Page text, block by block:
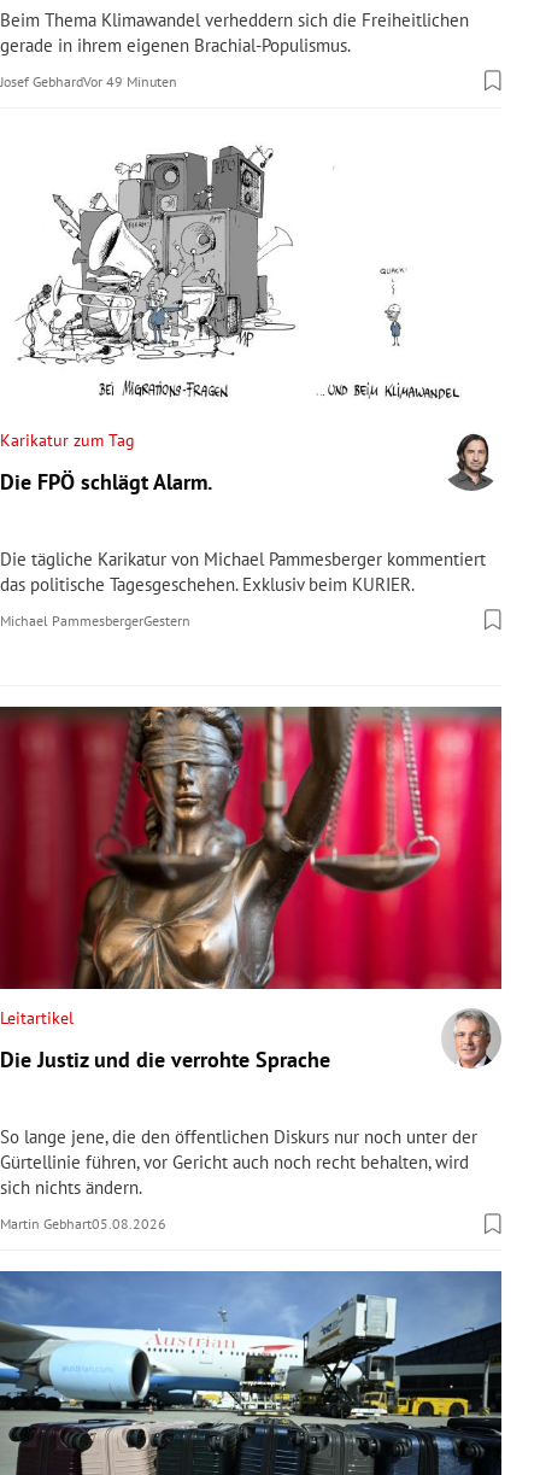
Untermenü
Untermenü
Untermenü
Untermenü
Beim Thema Klimawandel verheddern sich die Freiheitlichen
gerade in ihrem eigenen Brachial-Populismus.
Josef GebhardVor 49 Minuten
Karikatur zum Tag
Die FPÖ schlägt Alarm.
Die tägliche Karikatur von Michael Pammesberger kommentiert
das politische Tagesgeschehen. Exklusiv beim KURIER.
Michael PammesbergerGestern
Leitartikel
Die Justiz und die verrohte Sprache
So lange jene, die den öffentlichen Diskurs nur noch unter der
Gürtellinie führen, vor Gericht auch noch recht behalten, wird
sich nichts ändern.
Martin Gebhart05.08.2026